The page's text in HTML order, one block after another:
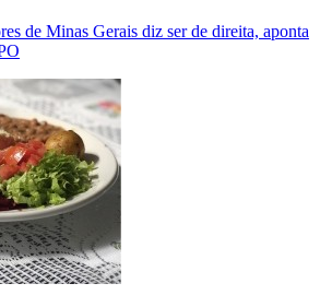
de Minas Gerais diz ser de direita, aponta